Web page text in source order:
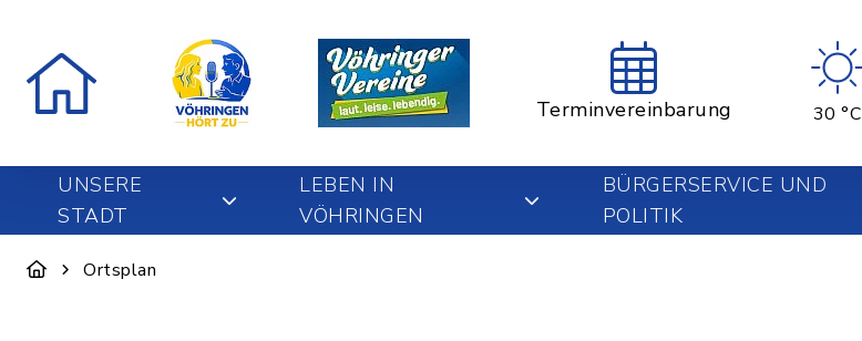
Terminvereinbarung 30 °C
UNSERE
STADT
LEBEN IN
VÖHRINGEN
BÜRGERSERVICE UND
POLITIK
Ortsplan